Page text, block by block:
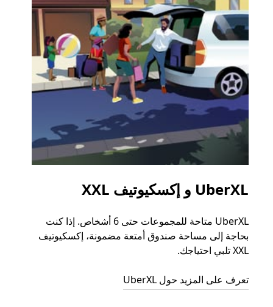
UberXL و إكسكيوتيف XXL
UberXL متاحة للمجموعات حتى 6 أشخاص. إذا كنت
بحاجة إلى مساحة صندوق أمتعة مضمونة، إكسكيوتيف
XXL تلبي احتياجك.
تعرف على المزيد حول UberXL